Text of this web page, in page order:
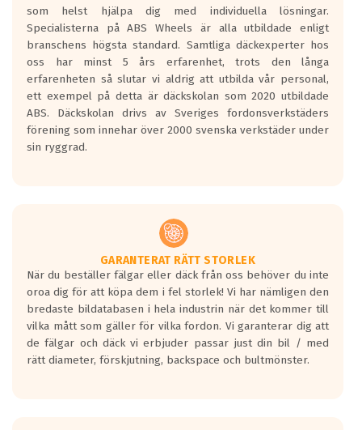
den kortaste bromssträckan och F är den
längsta.
Inga D eller G betyg delas ut för
personbilar och lätta lastbilar.
Betyget sätts efter ett test där däcken
skall bromsa in på en väg där det ligger
0.5-1.5 mm vatten.
I 80km/h kommer skillnaden på
Vid körning i över 50km/h brukar
rullmotståndets ljud överträffa
motorljudet.
På däckmärkningen kommer det finnas
en symbol av ett däck med vågar. Hög
bullernivå markeras med svarta vågor
medans de vita vågorna påvisar om det är
ett tyst däck.
som helst hjälpa dig med individuella lösningar.
Specialisterna på ABS Wheels är alla utbildade enligt
branschens högsta standard. Samtliga däckexperter hos
oss har minst 5 års erfarenhet, trots den långa
erfarenheten så slutar vi aldrig att utbilda vår personal,
ett exempel på detta är däckskolan som 2020 utbildade
ABS. Däckskolan drivs av Sveriges fordonsverkstäders
förening som innehar över 2000 svenska verkstäder under
sin ryggrad.
GARANTERAT RÄTT STORLEK
När du beställer fälgar eller däck från oss behöver du inte
oroa dig för att köpa dem i fel storlek! Vi har nämligen den
bredaste bildatabasen i hela industrin när det kommer till
vilka mått som gäller för vilka fordon. Vi garanterar dig att
de fälgar och däck vi erbjuder passar just din bil / med
rätt diameter, förskjutning, backspace och bultmönster.